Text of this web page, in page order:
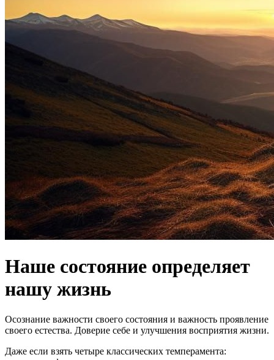
Наше состояние определяет
нашу жизнь
Осознание важности своего состояния и важность проявление
своего естества. Доверие себе и улучшения восприятия жизни.
Даже если взять четыре классических темперамента: